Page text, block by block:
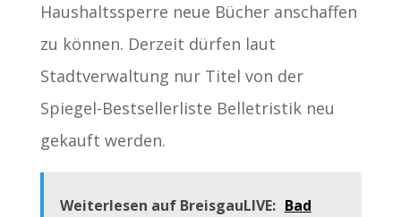
Haushaltssperre neue Bücher anschaffen
zu können. Derzeit dürfen laut
Stadtverwaltung nur Titel von der
Spiegel-Bestsellerliste Belletristik neu
gekauft werden.
Weiterlesen auf BreisgauLIVE: Bad